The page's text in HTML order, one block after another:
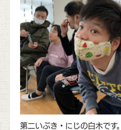
第二いぶき・にじの白木です。